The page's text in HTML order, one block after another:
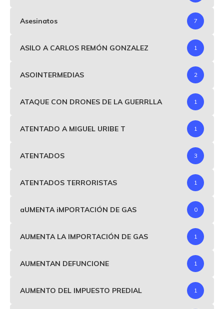
Asesinatos 7
ASILO A CARLOS REMÓN GONZALEZ 1
ASOINTERMEDIAS 2
ATAQUE CON DRONES DE LA GUERRLLA 1
ATENTADO A MIGUEL URIBE T 1
ATENTADOS 3
ATENTADOS TERRORISTAS 1
aUMENTA iMPORTACIÓN DE GAS 0
AUMENTA LA IMPORTACIÓN DE GAS 1
AUMENTAN DEFUNCIONE 1
AUMENTO DEL IMPUESTO PREDIAL 1